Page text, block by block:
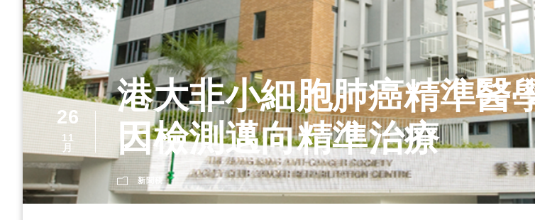
26
11
月
港大非小細胞肺癌精準醫
因檢測邁向精準治療
新聞稿